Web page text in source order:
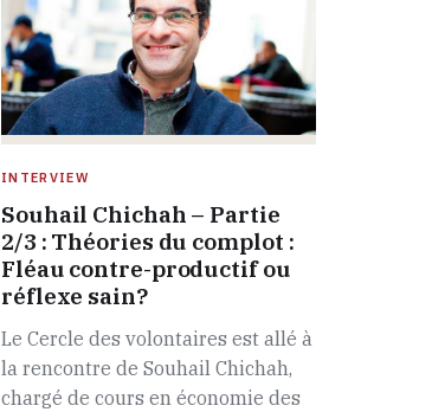
INTERVIEW
Souhail Chichah – Partie
2/3 : Théories du complot :
Fléau contre-productif ou
réflexe sain?
Le Cercle des volontaires est allé à
la rencontre de Souhail Chichah,
chargé de cours en économie des